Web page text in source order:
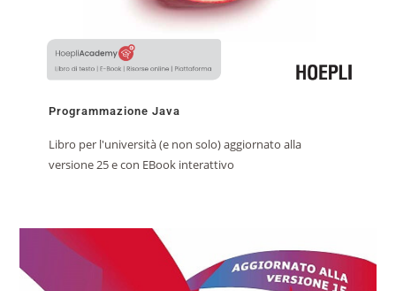
Programmazione Java
Libro per l'università (e non solo) aggiornato alla
versione 25 e con EBook interattivo